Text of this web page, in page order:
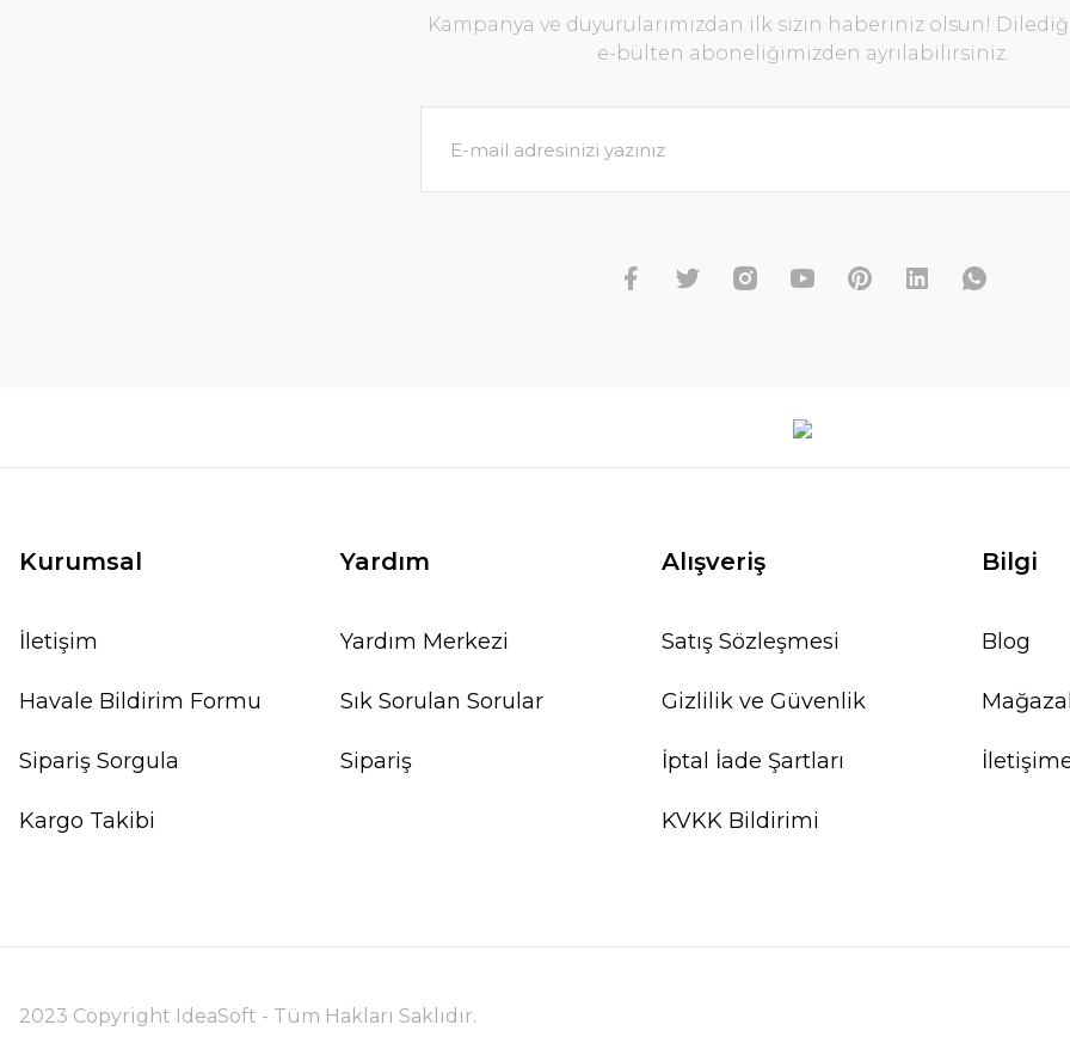
Kampanya ve duyurularımızdan ilk sizin haberiniz olsun!
e-bülten aboneliğimizden ayrılabilirsiniz.
Kurumsal
İletişim
Havale Bildirim Formu
Sipariş Sorgula
Kargo Takibi
Yardım
Yardım Merkezi
Sık Sorulan Sorular
Sipariş
Alışveriş
Satış Sözleşmesi
Gizlilik ve Güvenlik
İptal İade Şartları
KVKK Bildirimi
Bilgi
Blog
2023 Copyright IdeaSoft - Tüm Hakları Saklıdır.